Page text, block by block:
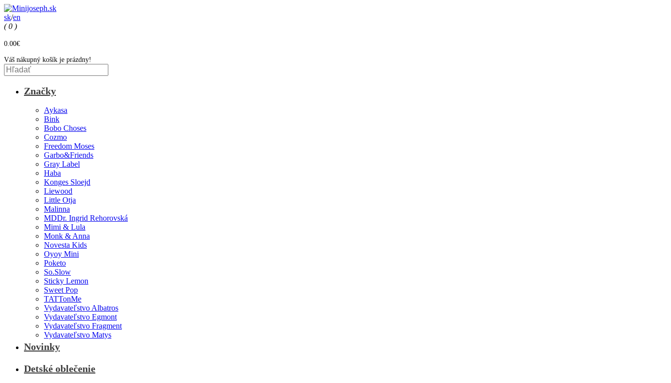
sk/en
( 0 )
0.00€
Váš nákupný košík je prázdny!
Značky
Aykasa
Bink
Bobo Choses
Cozmo
Freedom Moses
Garbo&Friends
Gray Label
Haba
Konges Sloejd
Liewood
Little Otja
Malinna
MDDr. Ingrid Rehorovská
Mimi & Lula
Monk & Anna
Novesta Kids
Oyoy Mini
Poketo
So.Slow
Sticky Lemon
Sweet Pop
TATTonMe
Vydavateľstvo Albatros
Vydavateľstvo Egmont
Vydavateľstvo Fragment
Vydavateľstvo Matys
Novinky
Detské oblečenie